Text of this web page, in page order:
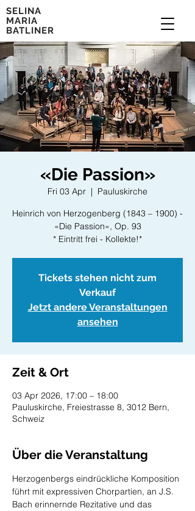
SELINA
MARIA
BATLINER
«Die Passion»
Fri 03 Apr
  |
Pauluskirche
Heinrich von Herzogenberg (1843 – 1900) -
«Die Passion», Op. 93
* Eintritt frei - Kollekte!*
Tickets stehen nicht zum
Verkauf
Jetzt andere Veranstaltungen
ansehen
Zeit & Ort
03 Apr 2026, 17:00 – 18:00
Pauluskirche, Freiestrasse 8, 3012 Bern,
Schweiz
Über die Veranstaltung
Herzogenbergs eindrückliche Komposition
führt mit expressiven Chorpartien, an J.S.
Bach erinnernde Rezitative und das